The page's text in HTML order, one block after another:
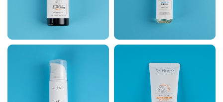
닥터힐러 안티폴루션 휘
핑 포어 폼클렌저150ml
닥터힐러프로 아이 링클